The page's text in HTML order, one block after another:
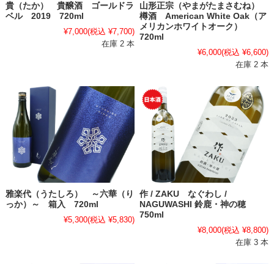
貴（たか） 貴醸酒 ゴールドラ
ベル 2019 720ml
¥7,000(税込 ¥7,700)
在庫 2 本
山形正宗（やまがたまさむね）
樽酒 American White Oak（ア
メリカンホワイトオーク）
720ml
¥6,000(税込 ¥6,600)
在庫 2 本
雅楽代（うたしろ） ～六華（り
っか）～ 箱入 720ml
¥5,300(税込 ¥5,830)
作 / ZAKU なぐわし /
NAGUWASHI 鈴鹿・神の穂
750ml
¥8,000(税込 ¥8,800)
在庫 3 本